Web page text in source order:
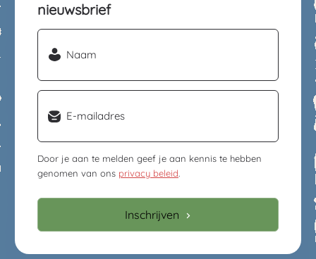
nieuwsbrief
Naam
Email
Door je aan te melden geef je aan kennis te hebben
genomen van ons privacy beleid.
Inschrijven